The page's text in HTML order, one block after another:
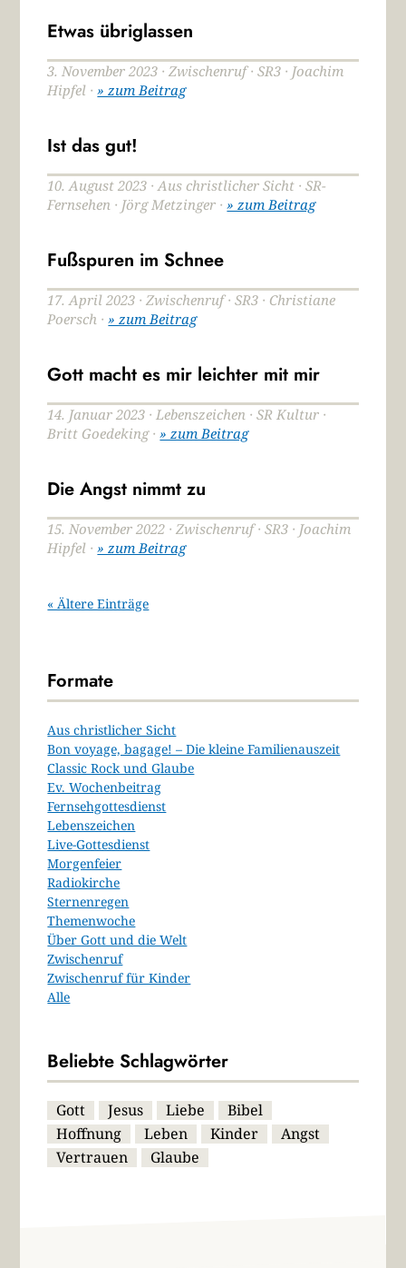
Etwas übriglassen
3. November 2023 · Zwischenruf · SR3 · Joachim
Hipfel ·» zum Beitrag
Ist das gut!
10. August 2023 · Aus christlicher Sicht · SR-
Fernsehen · Jörg Metzinger ·» zum Beitrag
Fußspuren im Schnee
17. April 2023 · Zwischenruf · SR3 · Christiane
Poersch ·» zum Beitrag
Gott macht es mir leichter mit mir
14. Januar 2023 · Lebenszeichen · SR Kultur ·
Britt Goedeking ·» zum Beitrag
Die Angst nimmt zu
15. November 2022 · Zwischenruf · SR3 · Joachim
Hipfel ·» zum Beitrag
« Ältere Einträge
Formate
Aus christlicher Sicht
Bon voyage, bagage! – Die kleine Familienauszeit
Classic Rock und Glaube
Ev. Wochenbeitrag
Fernsehgottesdienst
Lebenszeichen
Live-Gottesdienst
Morgenfeier
Radiokirche
Sternenregen
Themenwoche
Über Gott und die Welt
Zwischenruf
Zwischenruf für Kinder
Alle
Beliebte Schlagwörter
Gott Jesus Liebe
Bibel
Hoffnung
Leben Kinder
Angst
Vertrauen
Glaube